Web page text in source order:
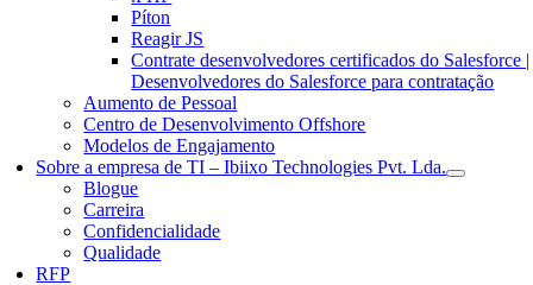
Píton
Reagir JS
Contrate desenvolvedores certificados do Salesforce |
Desenvolvedores do Salesforce para contratação
Aumento de Pessoal
Centro de Desenvolvimento Offshore
Modelos de Engajamento
Sobre a empresa de TI – Ibiixo Technologies Pvt. Lda.
Blogue
Carreira
Confidencialidade
Qualidade
RFP